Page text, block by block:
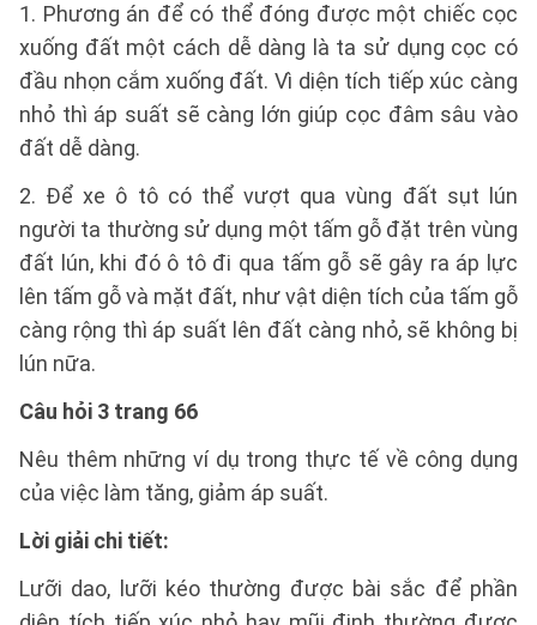
1. Phương án để có thể đóng được một chiếc cọc
xuống đất một cách dễ dàng là ta sử dụng cọc có
đầu nhọn cắm xuống đất. Vì diện tích tiếp xúc càng
nhỏ thì áp suất sẽ càng lớn giúp cọc đâm sâu vào
đất dễ dàng.
2. Để xe ô tô có thể vượt qua vùng đất sụt lún
người ta thường sử dụng một tấm gỗ đặt trên vùng
đất lún, khi đó ô tô đi qua tấm gỗ sẽ gây ra áp lực
lên tấm gỗ và mặt đất, như vật diện tích của tấm gỗ
càng rộng thì áp suất lên đất càng nhỏ, sẽ không bị
lún nữa.
Câu hỏi 3 trang 66
Nêu thêm những ví dụ trong thực tế về công dụng
của việc làm tăng, giảm áp suất.
Lời giải chi tiết:
Lưỡi dao, lưỡi kéo thường được bài sắc để phần